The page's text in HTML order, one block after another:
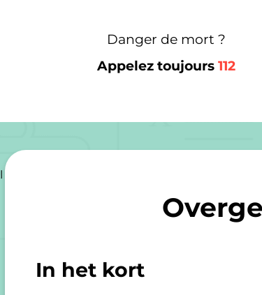
Danger de mort ?
Appelez toujours 112
In het kort